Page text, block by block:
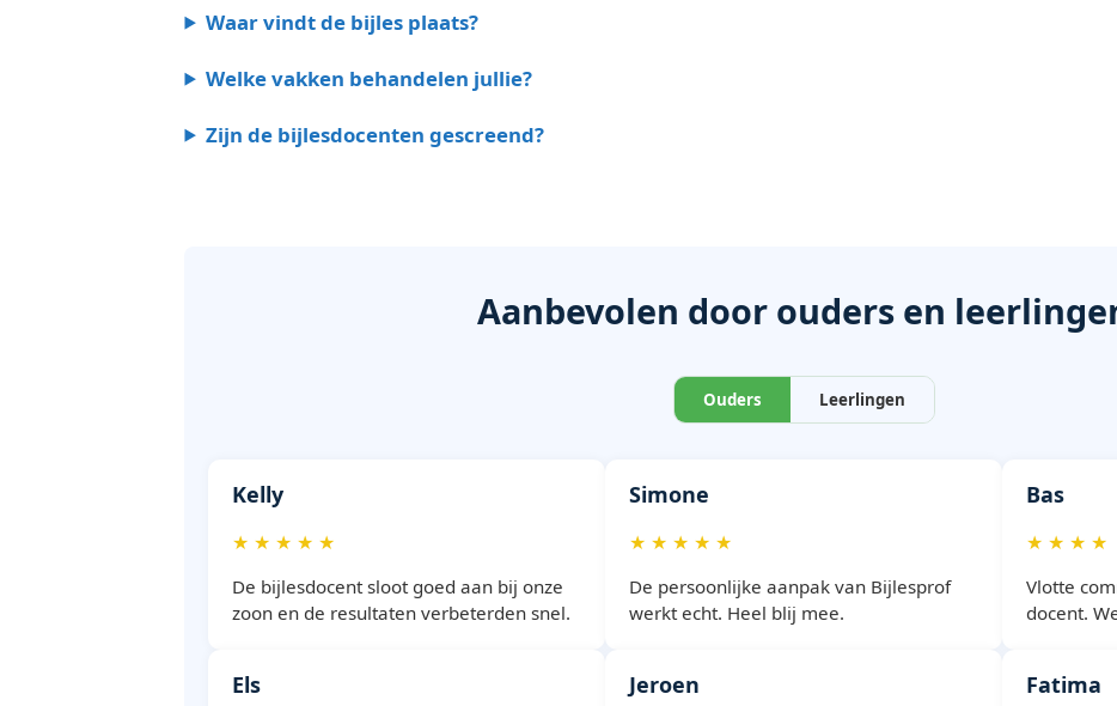
Waar vindt de bijles plaats?
Welke vakken behandelen jullie?
Zijn de bijlesdocenten gescreend?
Aanbevolen door ouders en
Ouders Leerlingen
Kelly
★ ★ ★ ★ ★
De bijlesdocent sloot goed aan bij onze
zoon en de resultaten verbeterden snel.
Simone
★ ★ ★ ★ ★
De persoonlijke aanpak van Bijlesprof
werkt echt. Heel blij mee.
Bas
★ ★ ★ ★
Vlotte
docent.
Els Jeroen Fatima